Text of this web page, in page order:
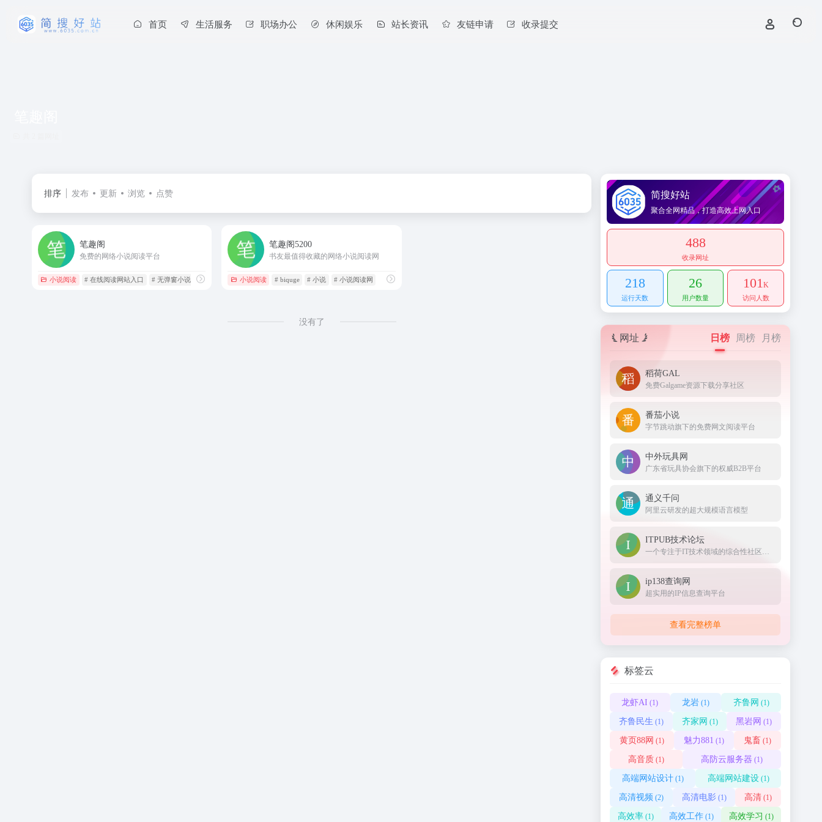
首页 生活服务 职场办公 休闲娱乐 站长资讯 友链申请 收录提交
排序 发布 更新 浏览 点赞
笔趣阁
免费的网络小说阅读平台
小说阅读 # 在线阅读网站入口 # 无弹窗小说免费阅读 # 笔趣阁
笔趣阁5200
书友最值得收藏的网络小说阅读网
小说阅读 # biquge # 小说 # 小说阅读网
没有了
简搜好站
聚合全网精品，打造高效上网入口
488
收录网址
218
运行天数
26
用户数量
101K
访问人数
网址 日榜 周榜 月榜
稻荷GAL
免费Galgame资源下载分享社区
番茄小说
字节跳动旗下的免费网文阅读平台
中外玩具网
广东省玩具协会旗下的权威B2B平台
通义千问
阿里云研发的超大规模语言模型
ITPUB技术论坛
ip138查询网
超实用的IP信息查询平台
查看完整榜单
标签云
龙虾AI (1) 龙岩 (1) 齐鲁网 (1)
齐鲁民生 (1) 齐家网 (1) 黑岩网 (1)
黄页88网 (1) 魅力881 (1) 鬼畜 (1)
高音质 (1) 高防云服务器 (1)
高端网站设计(1) 高端网站建设(1)
高清视频 (2) 高清电影 (1) 高清 (1)
高效率(1) 高效工作(1) 高效学习 (1)